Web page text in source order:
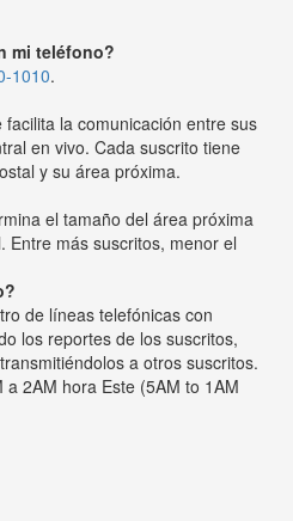
mi teléfono?
1010.
la comunicación entre sus
en vivo. Cada suscrito tiene
y su área próxima.
el tamaño del área próxima
Entre más suscritos, menor el
de líneas telefónicas con
los reportes de los suscritos,
a otros suscritos.
2AM hora Este (5AM to 1AM